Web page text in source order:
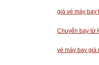
giá vé máy bay
Chuyến bay từ
vé máy bay giá